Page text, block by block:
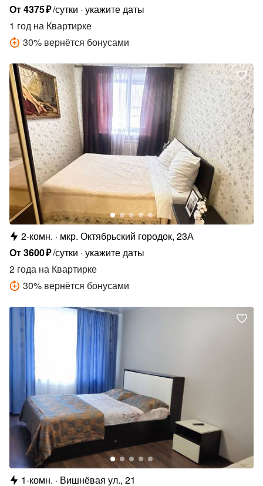
От4375₽/сутки укажите даты
1 год на Квартирке
30% вернётся бонусами
2-комн.
мкр. Октябрьский городок, 23А
От3600₽/сутки укажите даты
2 года на Квартирке
30% вернётся бонусами
1-комн.
Вишнёвая ул., 21